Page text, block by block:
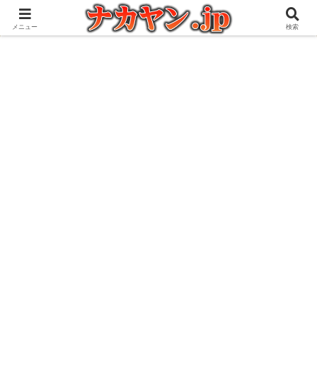
アウトドアとガジェット好きな管理人の愉快な日々を綴るブログ
メニュー 検索